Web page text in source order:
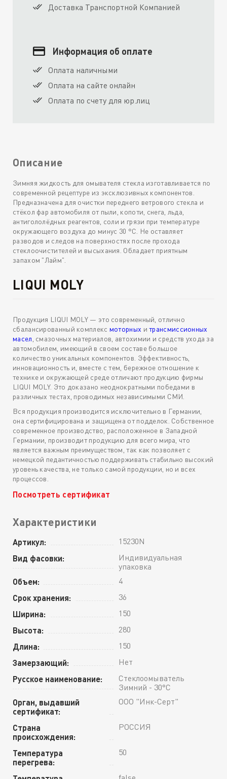
Доставка Транспортной Компанией
Информация об оплате
Оплата наличными
Оплата на сайте онлайн
Оплата по счету для юр.лиц
Описание
Зимняя жидкость для омывателя стекла изготавливается по
современной рецептуре из эксклюзивных компонентов.
Предназначена для очистки переднего ветрового стекла и
стёкол фар автомобиля от пыли, копоти, снега, льда,
антигололёдных реагентов, соли и грязи при температуре
окружающего воздуха до минус 30 °С. Не оставляет
разводов и следов на поверхностях после прохода
стеклоочистителей и высыхания. Обладает приятным
запахом "Лайм".
LIQUI MOLY
Продукция LIQUI MOLY — это современный, отлично
сбалансированный комплекс моторных итрансмиссионных
масел , смазочных материалов, автохимии и средств ухода за
автомобилем, имеющий в своем составе большое
количество уникальных компонентов. Эффективность,
инновационность и, вместе с тем, бережное отношение к
технике и окружающей среде отличают продукцию фирмы
LIQUI MOLY. Это доказано неоднократными победами в
различных тестах, проводимых независимыми СМИ.
Вся продукция производится исключительно в Германии,
она сертифицирована и защищена от подделок. Собственное
современное производство, расположенное в Западной
Германии, производит продукцию для всего мира, что
является важным преимуществом, так как позволяет с
немецкой педантичностью поддерживать стабильно высокий
уровень качества, не только самой продукции, но и всех
процессов.
Посмотреть сертификат
Характеристики
Артикул: 15230N
Вид фасовки:
Индивидуальная
упаковка
Объем: 4
Срок хранения: 36
Ширина: 150
Высота: 280
Длина: 150
Замерзающий: Нет
Русское наименование:
Стеклоомыватель
Зимний - 30°С
Орган, выдавший
сертификат:
ООО "Инк-Серт"
Страна
происхождения:
РОССИЯ
Температура
перегрева:
50